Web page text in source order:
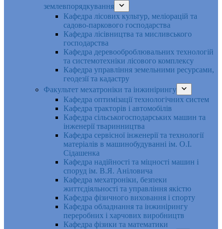
землевпорядкування
Кафедра лісових культур, меліорацій та
садово-паркового господарства
Кафедра лісівництва та мисливського
господарства
Кафедра деревооброблювальних технологій
та системотехніки лісового комплексу
Кафедра управління земельними ресурсами,
геодезії та кадастру
Факультет мехатроніки та інжинірингу
Кафедра оптимізації технологічних систем
Кафедра тракторів і автомобілів
Кафедра сільськогосподарських машин та
інженерії тваринництва
Кафедра cервісної інженерії та технології
матеріалів в машинобудуванні ім. О.І.
Сідашенка
Кафедра надійності та міцності машин і
споруд ім. В.Я. Аніловича
Кафедра мехатроніки, безпеки
життєдіяльності та управління якістю
Кафедра фізичного виховання і спорту
Кафедра обладнання та інжинірингу
переробних і харчових виробництв
Кафедра фізики та математики